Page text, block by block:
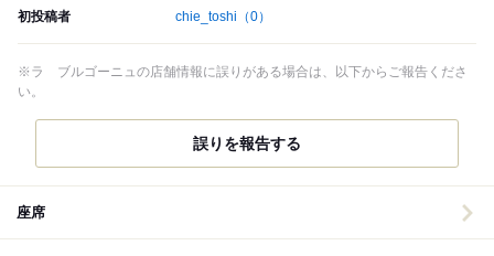
初投稿者 chie_toshi （0）
※ラ ブルゴーニュの店舗情報に誤りがある場合は、以下からご報告くださ
い。
誤りを報告する
座席